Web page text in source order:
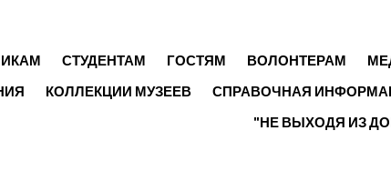
СТУДЕНТАМ ГОСТЯМ ВОЛОНТЕРАМ
КОЛЛЕКЦИИ МУЗЕЕВ
СПРАВОЧНАЯ
"НЕ ВЫХОДЯ ИЗ